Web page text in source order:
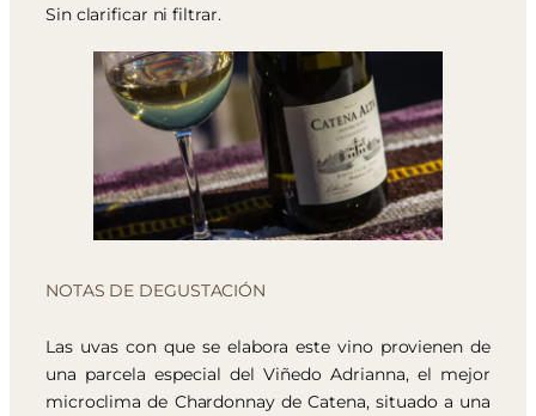
Sin clarificar ni filtrar.
NOTAS DE DEGUSTACIÓN
Las uvas con que se elabora este vino provienen de
una parcela especial del Viñedo Adrianna, el mejor
microclima de Chardonnay de Catena, situado a una